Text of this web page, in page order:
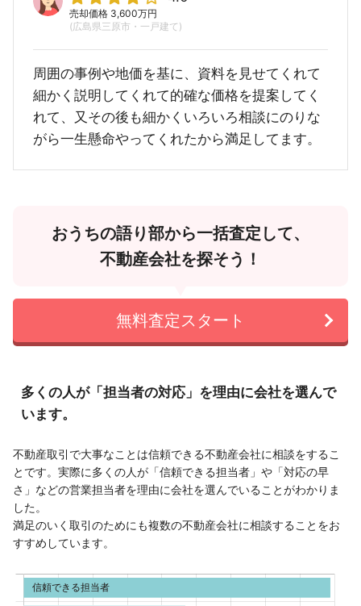
売却価格 3,600万円
(広島県三原市・一戸建て)
周囲の事例や地価を基に、資料を見せてくれて
細かく説明してくれて的確な価格を提案してく
れて、又その後も細かくいろいろ相談にのりな
がら一生懸命やってくれたから満足してます。
おうちの語り部から一括査定して、
不動産会社を探そう！
無料査定スタート
多くの人が「担当者の対応」を理由に会社を選んで
います。
不動産取引で大事なことは信頼できる不動産会社に相談をするこ
とです。実際に多くの人が「信頼できる担当者」や「対応の早
さ」などの営業担当者を理由に会社を選んでいることがわかりま
した。
満足のいく取引のためにも複数の不動産会社に相談することをお
すすめしています。